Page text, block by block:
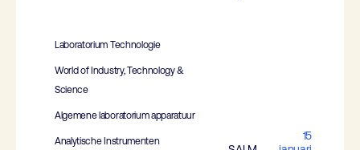
Laboratorium Technologie
World of Industry, Technology &
Science
Algemene laboratorium apparatuur
Analytische Instrumenten
15